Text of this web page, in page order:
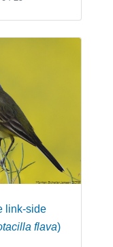
link-side
flava)